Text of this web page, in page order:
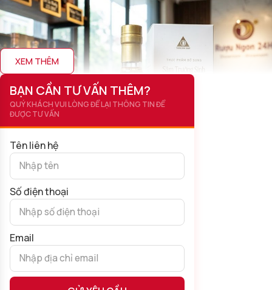
Rượu Sâm Trường Sinh Rượu Ngon 24H
Đây không chỉ là thức uống thưởng thức mà còn xứng đáng là
món quà tặng sức khỏe cao cấp dành cho người thân, đối tác.
XEM THÊM
BẠN CẦN TƯ VẤN THÊM?
QUÝ KHÁCH VUI LÒNG ĐỂ LẠI THÔNG TIN ĐỂ
ĐƯỢC TƯ VẤN
Tên liên hệ
Số điện thoại
Email